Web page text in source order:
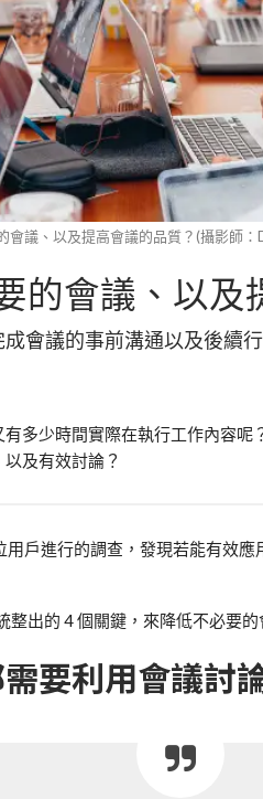
會議、以及提高會議的品質？(攝影師
的會議、以及
會議的事前溝通以及後續
多少時間實際在執行工作內容
及有效討論？
戶進行的調查，發現若能有效
出的 4 個關鍵，來降低不必要
要利用會議討